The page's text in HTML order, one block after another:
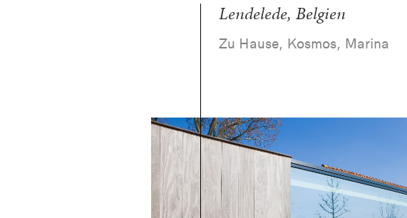
Lendelede, Belgien
Zu Hause, Kosmos, Marina